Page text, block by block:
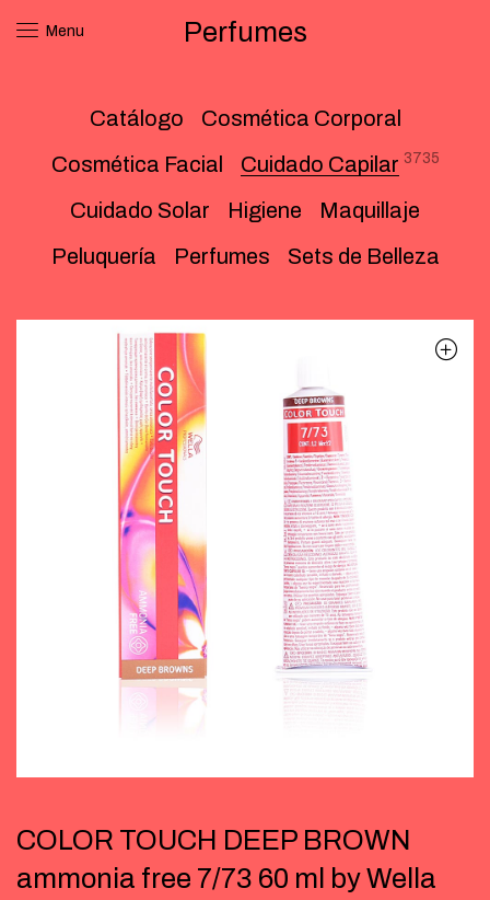
Menu Perfumes
Catálogo
Cosmética Corporal
Cosmética Facial
Cuidado Capilar 3735
Cuidado Solar Higiene
Maquillaje
Peluquería
Perfumes Sets de Belleza
COLOR TOUCH DEEP BROWN
ammonia free 7/73 60 ml by Wella